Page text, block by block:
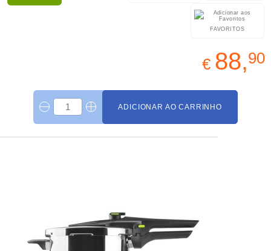
FAVORITOS
€ 88,90
ADICIONAR AO CARRINHO